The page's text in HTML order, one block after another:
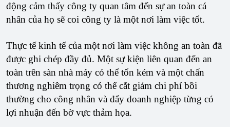
động cảm thấy công ty quan tâm đến sự an toàn cá
nhân của họ sẽ coi công ty là một nơi làm việc tốt.
Thực tế kinh tế của một nơi làm việc không an toàn đã
được ghi chép đầy đủ. Một sự kiện liên quan đến an
toàn trên sàn nhà máy có thể tốn kém và một chấn
thương nghiêm trọng có thể cắt giảm chi phí bồi
thường cho công nhân và đẩy doanh nghiệp từng có
lợi nhuận đến bờ vực thảm họa.